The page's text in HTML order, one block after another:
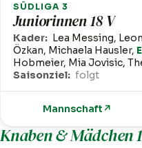
SÜDLIGA 3
Juniorinnen 18 V
Kader: Lea Messing,
Özkan, Michaela Hausler,
Hobmeier, Mia Jovisic,
Saisonziel: folgt
Mannschaft ↗
Knaben & Mädchen